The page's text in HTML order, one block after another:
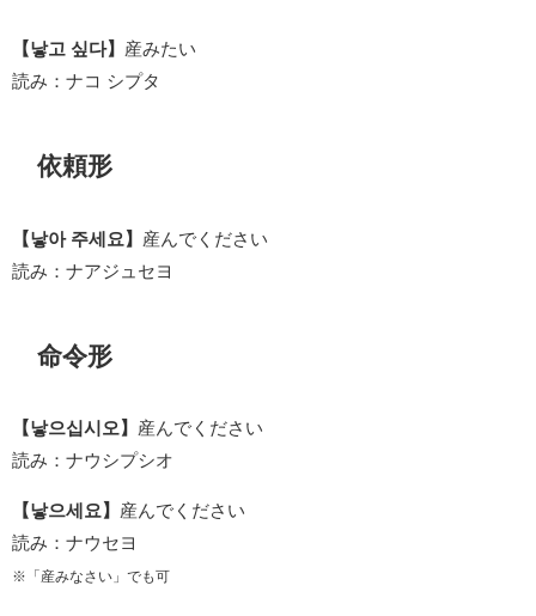
【낳고 싶다】 産みたい
読み：ナコ シプタ
依頼形
【낳아 주세요】 産んでください
読み：ナアジュセヨ
命令形
【낳으십시오】 産んでください
読み：ナウシプシオ
【낳으세요】 産んでください
読み：ナウセヨ
※「産みなさい」でも可